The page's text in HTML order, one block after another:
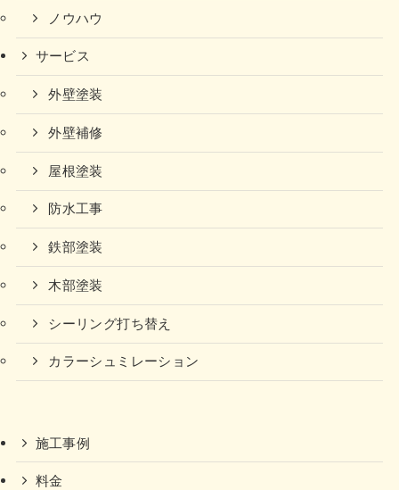
ノウハウ
サービス
外壁塗装
外壁補修
屋根塗装
防水工事
鉄部塗装
木部塗装
シーリング打ち替え
カラーシュミレーション
施工事例
料金